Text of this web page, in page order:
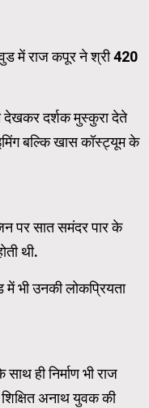
में राज कपूर ने श्री 420
देखकर दर्शक मुस्कुरा देते
बल्कि खास कॉस्ट्यूम के
पर सात समंदर पार के
थी.
भी उनकी लोकप्रियता
ही निर्माण भी राज
अनाथ युवक की